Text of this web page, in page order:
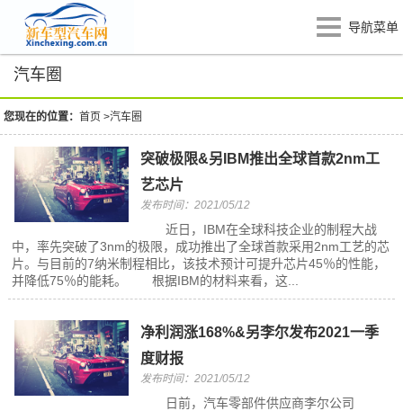
导航菜单
汽车圈
您现在的位置：首页 >汽车圈
突破极限&另IBM推出全球首款2nm工
艺芯片
发布时间：2021/05/12
近日，IBM在全球科技企业的制程大战
中，率先突破了3nm的极限，成功推出了全球首款采用2nm工艺的芯
片。与目前的7纳米制程相比，该技术预计可提升芯片45％的性能，
并降低75％的能耗。 根据IBM的材料来看，这...
净利润涨168%&另李尔发布2021一季
度财报
发布时间：2021/05/12
日前，汽车零部件供应商李尔公司